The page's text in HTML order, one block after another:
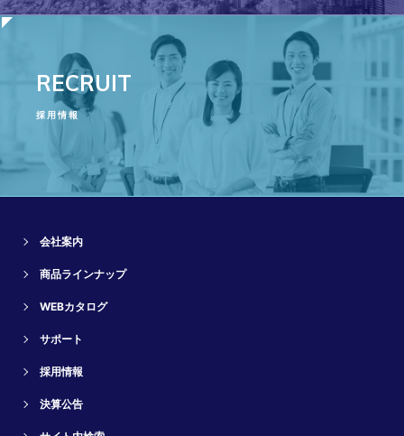
RECRUIT
採用情報
会社案内
商品ラインナップ
WEBカタログ
サポート
採用情報
決算公告